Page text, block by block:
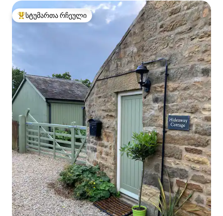
სტუმართა რჩეული მოწინავე ვარიანტი
სტუმართა რჩეული